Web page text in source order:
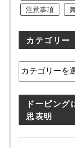
注意事項
カテゴリー
テ
リ
ドーピング
思表明